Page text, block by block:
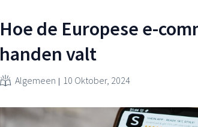
Hoe de Europese e-
handen valt
Algemeen 10 Oktober, 2024